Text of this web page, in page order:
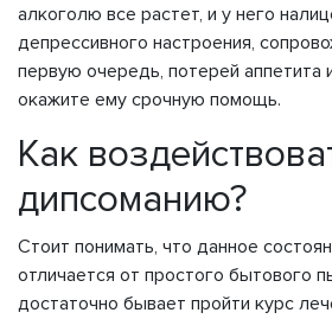
алкоголю все растет, и у него
депрессивного настроения,
первую очередь, потерей аппетита
окажите ему срочную помощь.
Как
дипсоманию?
Стоит понимать, что данное
отличается от простого бытового
достаточно бывает пройти курс